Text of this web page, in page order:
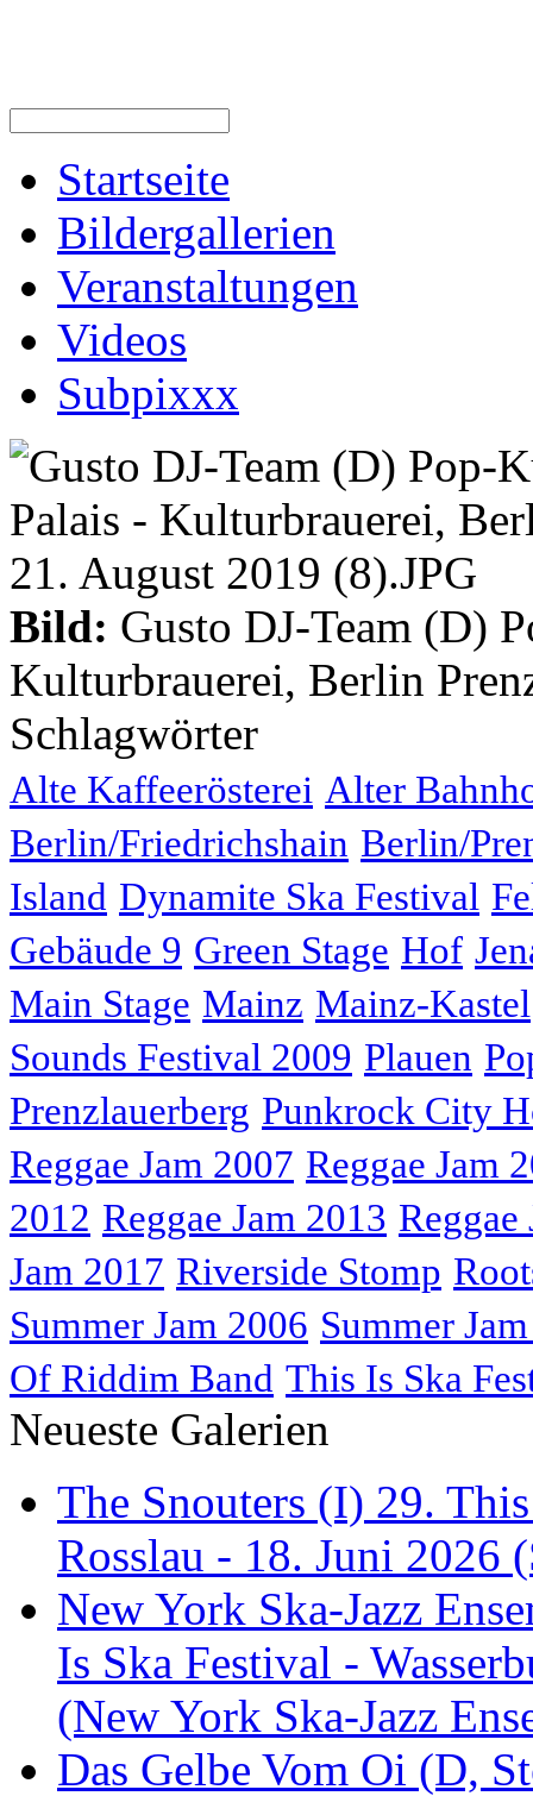
Startseite
Bildergallerien
Veranstaltungen
Videos
Subpixxx
Bild: Gusto DJ-Team (D)
Kulturbrauerei, Berlin
Schlagwörter
Alte Kaffeerösterei Alter
Berlin/Friedrichshain Berlin/
Island Dynamite Ska Festival
Gebäude 9 Green Stage Hof
Main Stage Mainz Mainz-Kastel
Sounds Festival 2009 Plauen
Prenzlauerberg Punkrock City
Reggae Jam 2007 Reggae Jam
2012 Reggae Jam 2013 Reggae
Jam 2017 Riverside Stomp
Summer Jam 2006 Summer
Of Riddim Band This Is Ska
Neueste Galerien
The Snouters (I) 29.
Rosslau - 18. Juni 2026
New York Ska-Jazz
Is Ska Festival -
(New York Ska-Jazz
Das Gelbe Vom Oi (D,